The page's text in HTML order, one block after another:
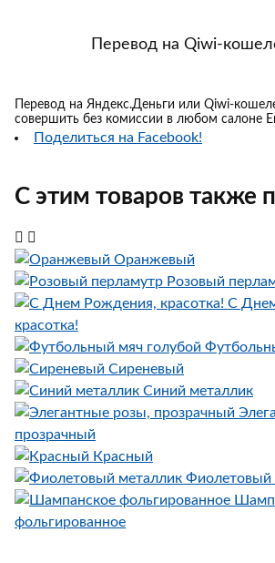
Перевод на Qiwi-
Перевод на Яндекс.Деньги или Qiwi-
совершить без комиссии в любом салоне
Поделиться на Facebook!
С этим товаров также
Оранжевый
Розовый
С
красотка!
Сиреневый
Синий металлик
прозрачный
Красный
Фиолетовый
фольгированное